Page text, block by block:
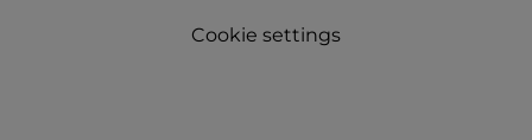
Cookie settings